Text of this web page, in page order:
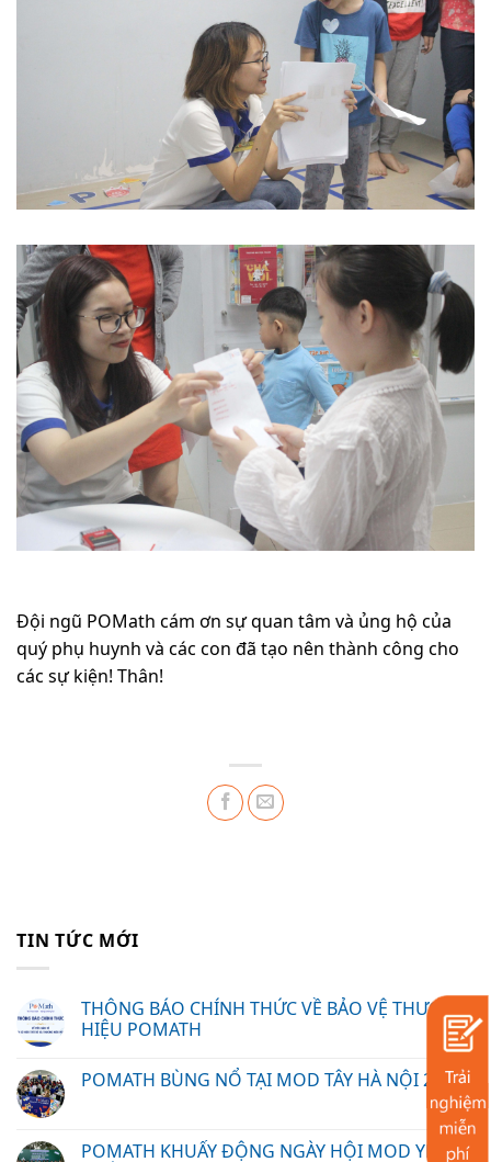
Đội ngũ POMath cám ơn sự quan tâm và ủng hộ của
quý phụ huynh và các con đã tạo nên thành công cho
các sự kiện! Thân!
TIN TỨC MỚI
THÔNG BÁO CHÍNH THỨC VỀ BẢO VỆ THƯƠNG
HIỆU POMATH
POMATH BÙNG NỔ TẠI MOD TÂY HÀ NỘI 2026
POMATH KHUẤY ĐỘNG NGÀY HỘI MOD YÊN